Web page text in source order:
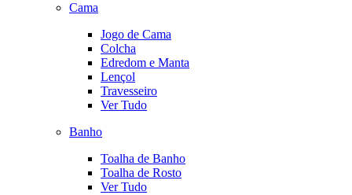
Cama
Jogo de Cama
Colcha
Edredom e Manta
Lençol
Travesseiro
Ver Tudo
Banho
Toalha de Banho
Toalha de Rosto
Ver Tudo